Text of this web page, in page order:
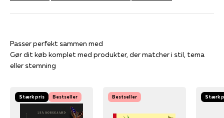
Gør dit køb komplet med produkter, der matcher i stil, tema
eller stemning
Stærk pris Bestseller Bestseller Stærk